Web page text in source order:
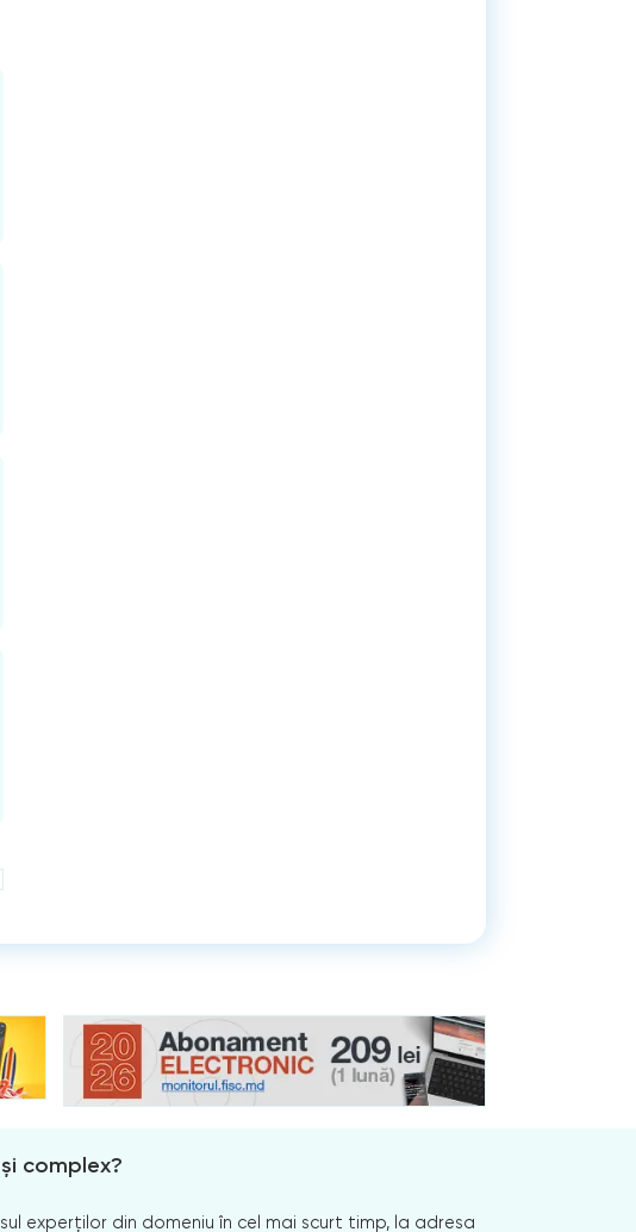
complex?
experților din domeniu în cel mai scurt timp, la adresa